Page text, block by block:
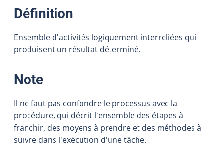
Définition
Ensemble d'activités logiquement interreliées qui
produisent un résultat déterminé.
Note:
Il ne faut pas confondre le processus avec la
procédure, qui décrit l'ensemble des étapes à
franchir, des moyens à prendre et des méthodes à
suivre dans l'exécution d'une tâche.